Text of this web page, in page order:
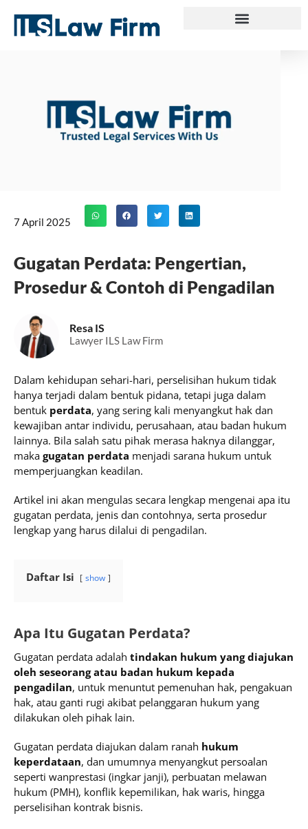
content
7 April 2025
Gugatan Perdata: Pengertian,
Prosedur & Contoh di Pengadilan
Resa IS
Lawyer ILS Law Firm
Dalam kehidupan sehari-hari, perselisihan hukum tidak
hanya terjadi dalam bentuk pidana, tetapi juga dalam
bentuk perdata, yang sering kali menyangkut hak dan
kewajiban antar individu, perusahaan, atau badan hukum
lainnya. Bila salah satu pihak merasa haknya dilanggar,
maka gugatan perdata menjadi sarana hukum untuk
memperjuangkan keadilan.
Artikel ini akan mengulas secara lengkap mengenai apa itu
gugatan perdata, jenis dan contohnya, serta prosedur
lengkap yang harus dilalui di pengadilan.
Daftar Isi show
Apa Itu Gugatan Perdata?
Gugatan perdata adalah tindakan hukum yang diajukan
oleh seseorang atau badan hukum kepada
pengadilan, untuk menuntut pemenuhan hak, pengakuan
hak, atau ganti rugi akibat pelanggaran hukum yang
dilakukan oleh pihak lain.
Gugatan perdata diajukan dalam ranah hukum
keperdataan, dan umumnya menyangkut persoalan
seperti wanprestasi (ingkar janji), perbuatan melawan
hukum (PMH), konflik kepemilikan, hak waris, hingga
perselisihan kontrak bisnis.